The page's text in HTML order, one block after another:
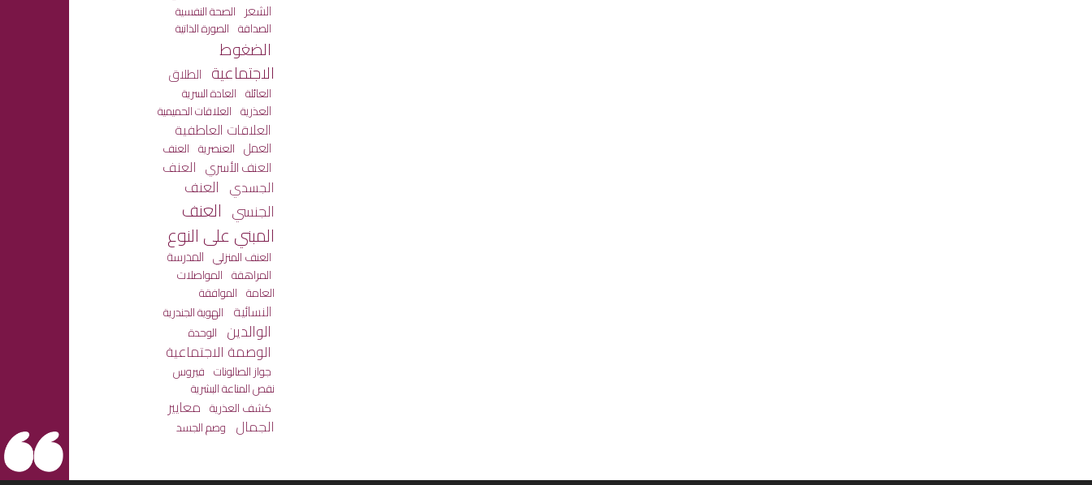
الشعر الصحة النفسية
الصداقة الصورة الذاتية
الضغوط
الاجتماعية الطلاق
العائلة العادة السرية
العذرية العلاقات الحميمية
العلاقات العاطفية
العمل العنصرية العنف
العنف الأسري العنف
الجسدي العنف
الجنسي العنف
المبني على النوع
العنف المنزلي المدرسة
المراهقة المواصلات
العامة الموافقة
النسائية الهوية الجندرية
الوالدين الوحدة
الوصمة الاجتماعية
جواز الصالونات فيروس
نقص المناعة البشرية
كشف العذرية معايير
الجمال وصم الجسد